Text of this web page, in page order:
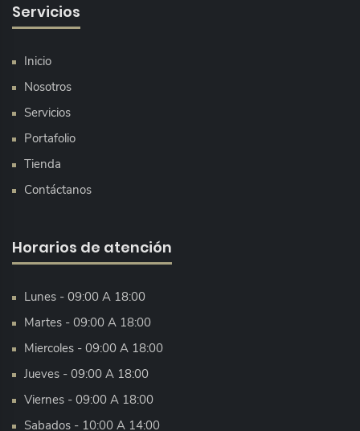
Servicios
Inicio
Nosotros
Servicios
Portafolio
Tienda
Contáctanos
Horarios de atención
Lunes - 09:00 A 18:00
Martes - 09:00 A 18:00
Miercoles - 09:00 A 18:00
Jueves - 09:00 A 18:00
Viernes - 09:00 A 18:00
Sabados - 10:00 A 14:00